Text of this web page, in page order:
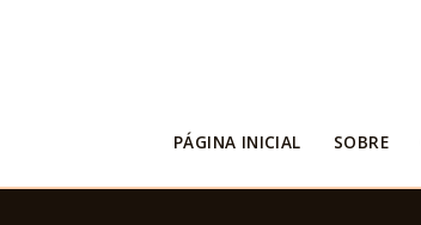
PÁGINA INICIAL SOBRE